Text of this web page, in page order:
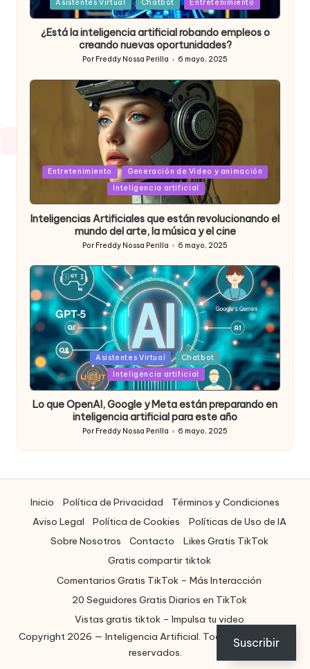
in
Asistentes Virtual Chatbot Entretenimiento
¿Está la inteligencia artificial robando empleos o
creando nuevas oportunidades?
Publicado
Por Freddy Nossa Perilla 6 mayo, 2025
Posted
Entretenimiento
Generación de Video y animación
Inteligencia artificial
Inteligencias Artificiales que están revolucionando el
mundo del arte, la música y el cine
Publicado
Por Freddy Nossa Perilla 6 mayo, 2025
Posted
in
Asistentes Virtual
Chatbot
Inteligencia artificial
Lo que OpenAI, Google y Meta están preparando en
inteligencia artificial para este año
Publicado
por
Por Freddy Nossa Perilla 6 mayo, 2025
Inicio Política de Privacidad
Términos y Condiciones
Aviso Legal
Política de Cookies
Políticas de Uso de IA
Sobre Nosotros
Contacto
Likes Gratis TikTok
Gratis compartir tiktok
Comentarios Gratis TikTok – Más Interacción
20 Seguidores Gratis Diarios en TikTok
Vistas gratis tiktok – Impulsa tu video
Copyright 2026 — Inteligencia Artificial. Todos los derechos
reservados.
Suscribir
ES